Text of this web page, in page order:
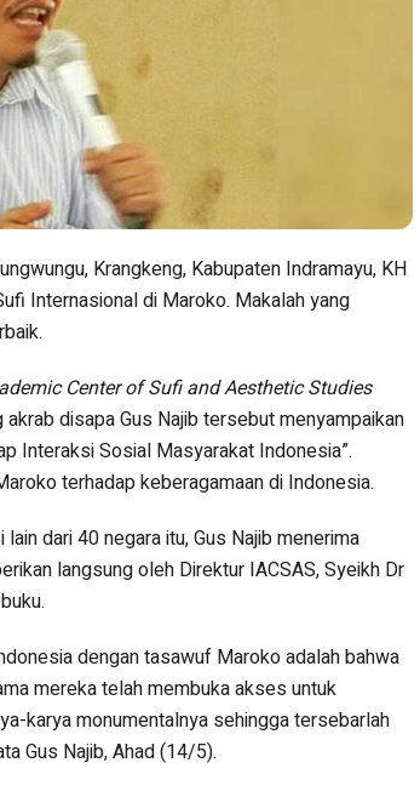
Krangkeng, Kabupaten Indramayu, KH
Internasional di Maroko. Makalah yang
Center of Sufi and Aesthetic Studies
disapa Gus Najib tersebut menyampaikan
Interaksi Sosial Masyarakat Indonesia”.
terhadap keberagamaan di Indonesia.
dari 40 negara itu, Gus Najib menerima
langsung oleh Direktur IACSAS, Syeikh Dr
dengan tasawuf Maroko adalah bahwa
mereka telah membuka akses untuk
karya monumentalnya sehingga tersebarlah
Gus Najib, Ahad (14/5).